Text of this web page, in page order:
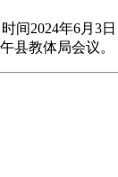
间2024年6月3
县教体局会议。